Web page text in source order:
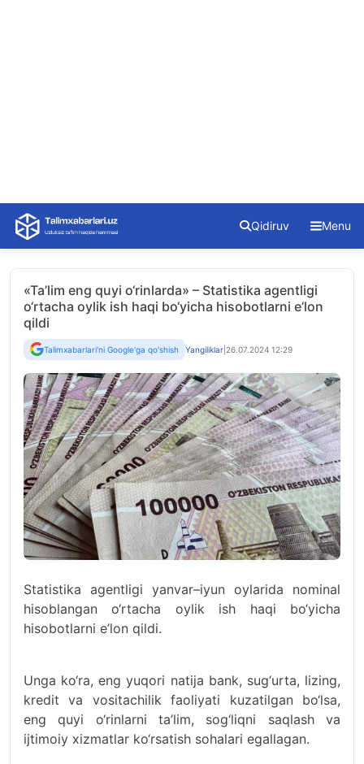
Skip
content
Qidiruv Menu
«Ta’lim eng quyi o‘rinlarda» – Statistika agentligi
o‘rtacha oylik ish haqi bo‘yicha hisobotlarni e’lon
qildi
Talimxabarlari'ni Google'ga qo'shish Yangiliklar 26.07.2024 12:29
Statistika agentligi yanvar–iyun oylarida nominal
hisoblangan o‘rtacha oylik ish haqi bo‘yicha
hisobotlarni e’lon qildi.
Unga ko‘ra, eng yuqori natija bank, sug‘urta, lizing,
kredit va vositachilik faoliyati kuzatilgan bo‘lsa,
eng quyi o‘rinlarni ta’lim, sog‘liqni saqlash va
ijtimoiy xizmatlar ko‘rsatish sohalari egallagan.